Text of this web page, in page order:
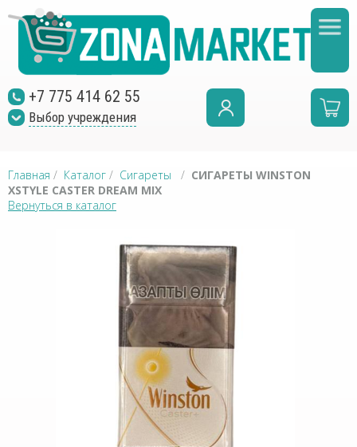
+7 775 414 62 55
Выбор учреждения
Главная / Каталог / Сигареты / СИГАРЕТЫ WINSTON
XSTYLE CASTER DREAM MIX
Вернуться в каталог